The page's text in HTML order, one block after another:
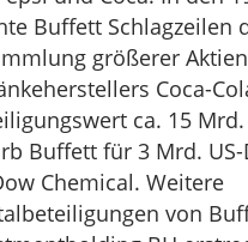
Buffett Schlagzeilen
größerer
Coca-
ca. 15
Buffett für 3 Mrd.
Chemical. Weitere
von